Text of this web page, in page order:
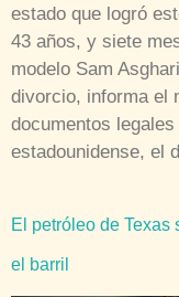
estado que logró
43 años, y siete
modelo Sam
divorcio, informa el
documentos
estadounidense, el
El petróleo de Texas
el barril